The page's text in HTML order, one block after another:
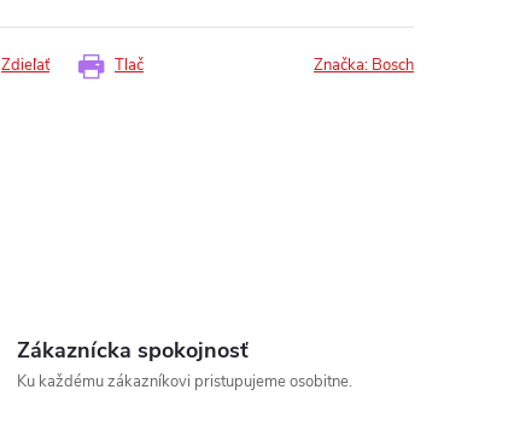
Tlač
Zdieľať Značka: Bosch
Zákaznícka spokojnosť
Ku každému zákazníkovi pristupujeme osobitne.